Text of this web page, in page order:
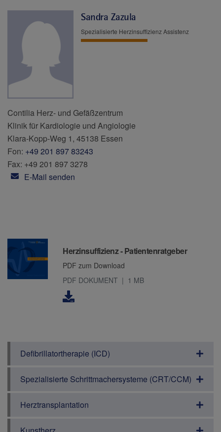
Sandra Zazula
Spezialisierte Herzinsuffizienz Assistenz
Contilia Herz- und Gefäßzentrum
Klinik für Kardiologie und Angiologie
Klara-Kopp-Weg 1, 45138 Essen
Fon: +49 201 897 83243
Fax: +49 201 897 3278
E-Mail senden
Downloads Herzinsuffizienz - Patientenratgeber
PDF zum Download
PDF DOKUMENT
1 MB
Defibrillatortherapie (ICD)
Spezialisierte Schrittmachersysteme (CRT/CCM)
Herztransplantation